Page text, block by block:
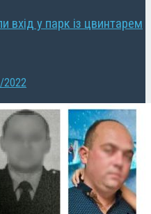
вхід у парк із цвинтарем
2022